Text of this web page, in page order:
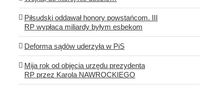
Piłsudski oddawał honory powstańcom. III
RP wypłaca miliardy byłym esbekom
Deforma sądów uderzyła w PiS
Mija rok od objęcia urzędu prezydenta
RP przez Karola NAWROCKIEGO